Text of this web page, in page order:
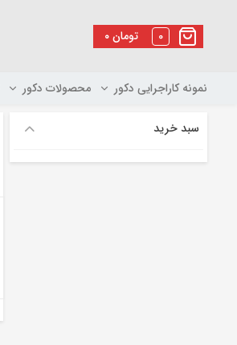
۰تومان 0
نمونه کاراجرایی دکور محصولات دکور
سبد خرید